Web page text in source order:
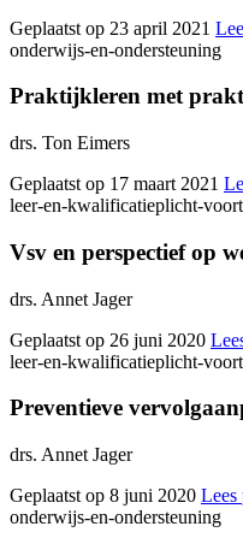
Geplaatst op 23 april 2021
onderwijs-en-ondersteuning
Praktijkleren met
drs. Ton Eimers
Geplaatst op 17 maart 2021
leer-en-kwalificatieplicht-
Vsv en perspectief op
drs. Annet Jager
Geplaatst op 26 juni 2020
leer-en-kwalificatieplicht-
Preventieve
drs. Annet Jager
Geplaatst op 8 juni 2020 Lees
onderwijs-en-ondersteuning